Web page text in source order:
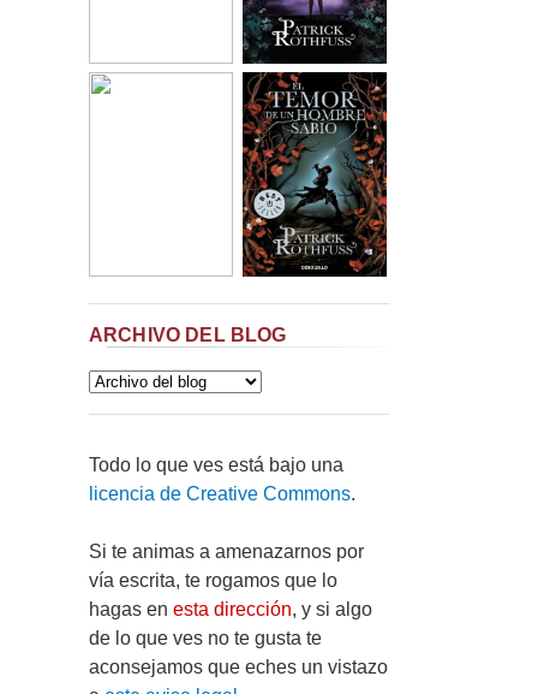
ARCHIVO DEL BLOG
Todo lo que ves está bajo una
licencia de Creative Commons.
Si te animas a amenazarnos por
vía escrita, te rogamos que lo
hagas en esta dirección, y si algo
de lo que ves no te gusta te
aconsejamos que eches un vistazo